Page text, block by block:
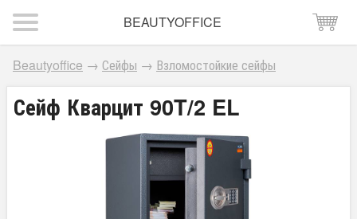
BEAUTYOFFICE
Beautyoffice → Сейфы → Взломостойкие сейфы
Сейф Кварцит 90T/2 EL